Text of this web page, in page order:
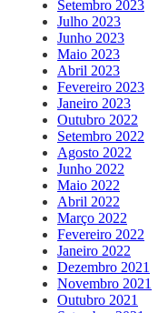
Setembro 2023
Julho 2023
Junho 2023
Maio 2023
Abril 2023
Fevereiro 2023
Janeiro 2023
Outubro 2022
Setembro 2022
Agosto 2022
Junho 2022
Maio 2022
Abril 2022
Março 2022
Fevereiro 2022
Janeiro 2022
Dezembro 2021
Novembro 2021
Outubro 2021